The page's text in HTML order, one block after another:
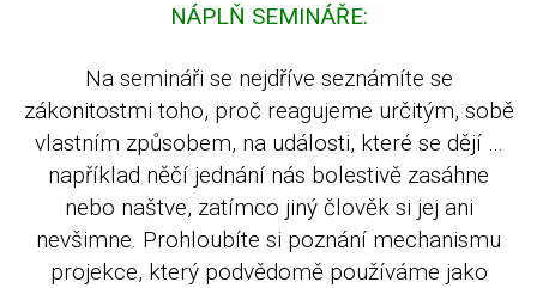
NÁPLŇ SEMINÁŘE:
Na semináři se nejdříve seznámíte se
zákonitostmi toho, proč reagujeme určitým, sobě
vlastním způsobem, na události, které se dějí …
například něčí jednání nás bolestivě zasáhne
nebo naštve, zatímco jiný člověk si jej ani
nevšimne. Prohloubíte si poznání mechanismu
projekce, který podvědomě používáme jako